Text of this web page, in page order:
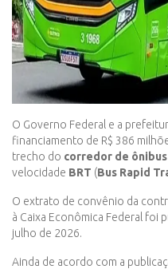
O Governo Federal e a
financiamento de R$ 386
trecho do corredor de ônibus
velocidade BRT (Bus Rapid
O extrato de convênio da
à Caixa Econômica Federal foi
julho de 2026.
Ainda de acordo com a